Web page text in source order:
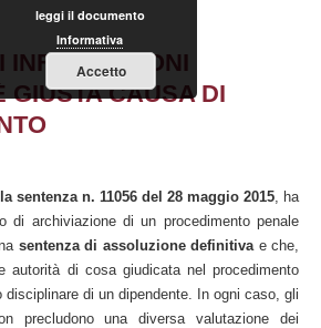
INFORMAZIONI
GIUSTA CAUSA DI
sentenza n. 11056 del 28 maggio 2015, ha
di archiviazione di un procedimento penale
sentenza di assoluzione definitivae che,
autorità di cosa giudicata nel procedimento
di un dipendente. In ogni caso, gli
precludono una diversa valutazione dei
leggi il documento
Informativa
Accetto